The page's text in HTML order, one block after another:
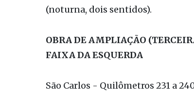
(noturna, dois sentidos).
FAIXA DA ESQUERDA